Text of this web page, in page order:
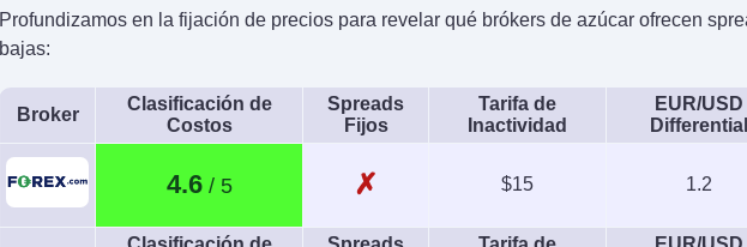
Profundizamos en la fijación de precios para revelar qué brókers de azúcar ofrecen
bajas:
Broker
Clasificación de
Costos
Spreads
Fijos
Tarifa de
Inactividad
EUR/USD
Differential
4.6 ✗ $15 1.2